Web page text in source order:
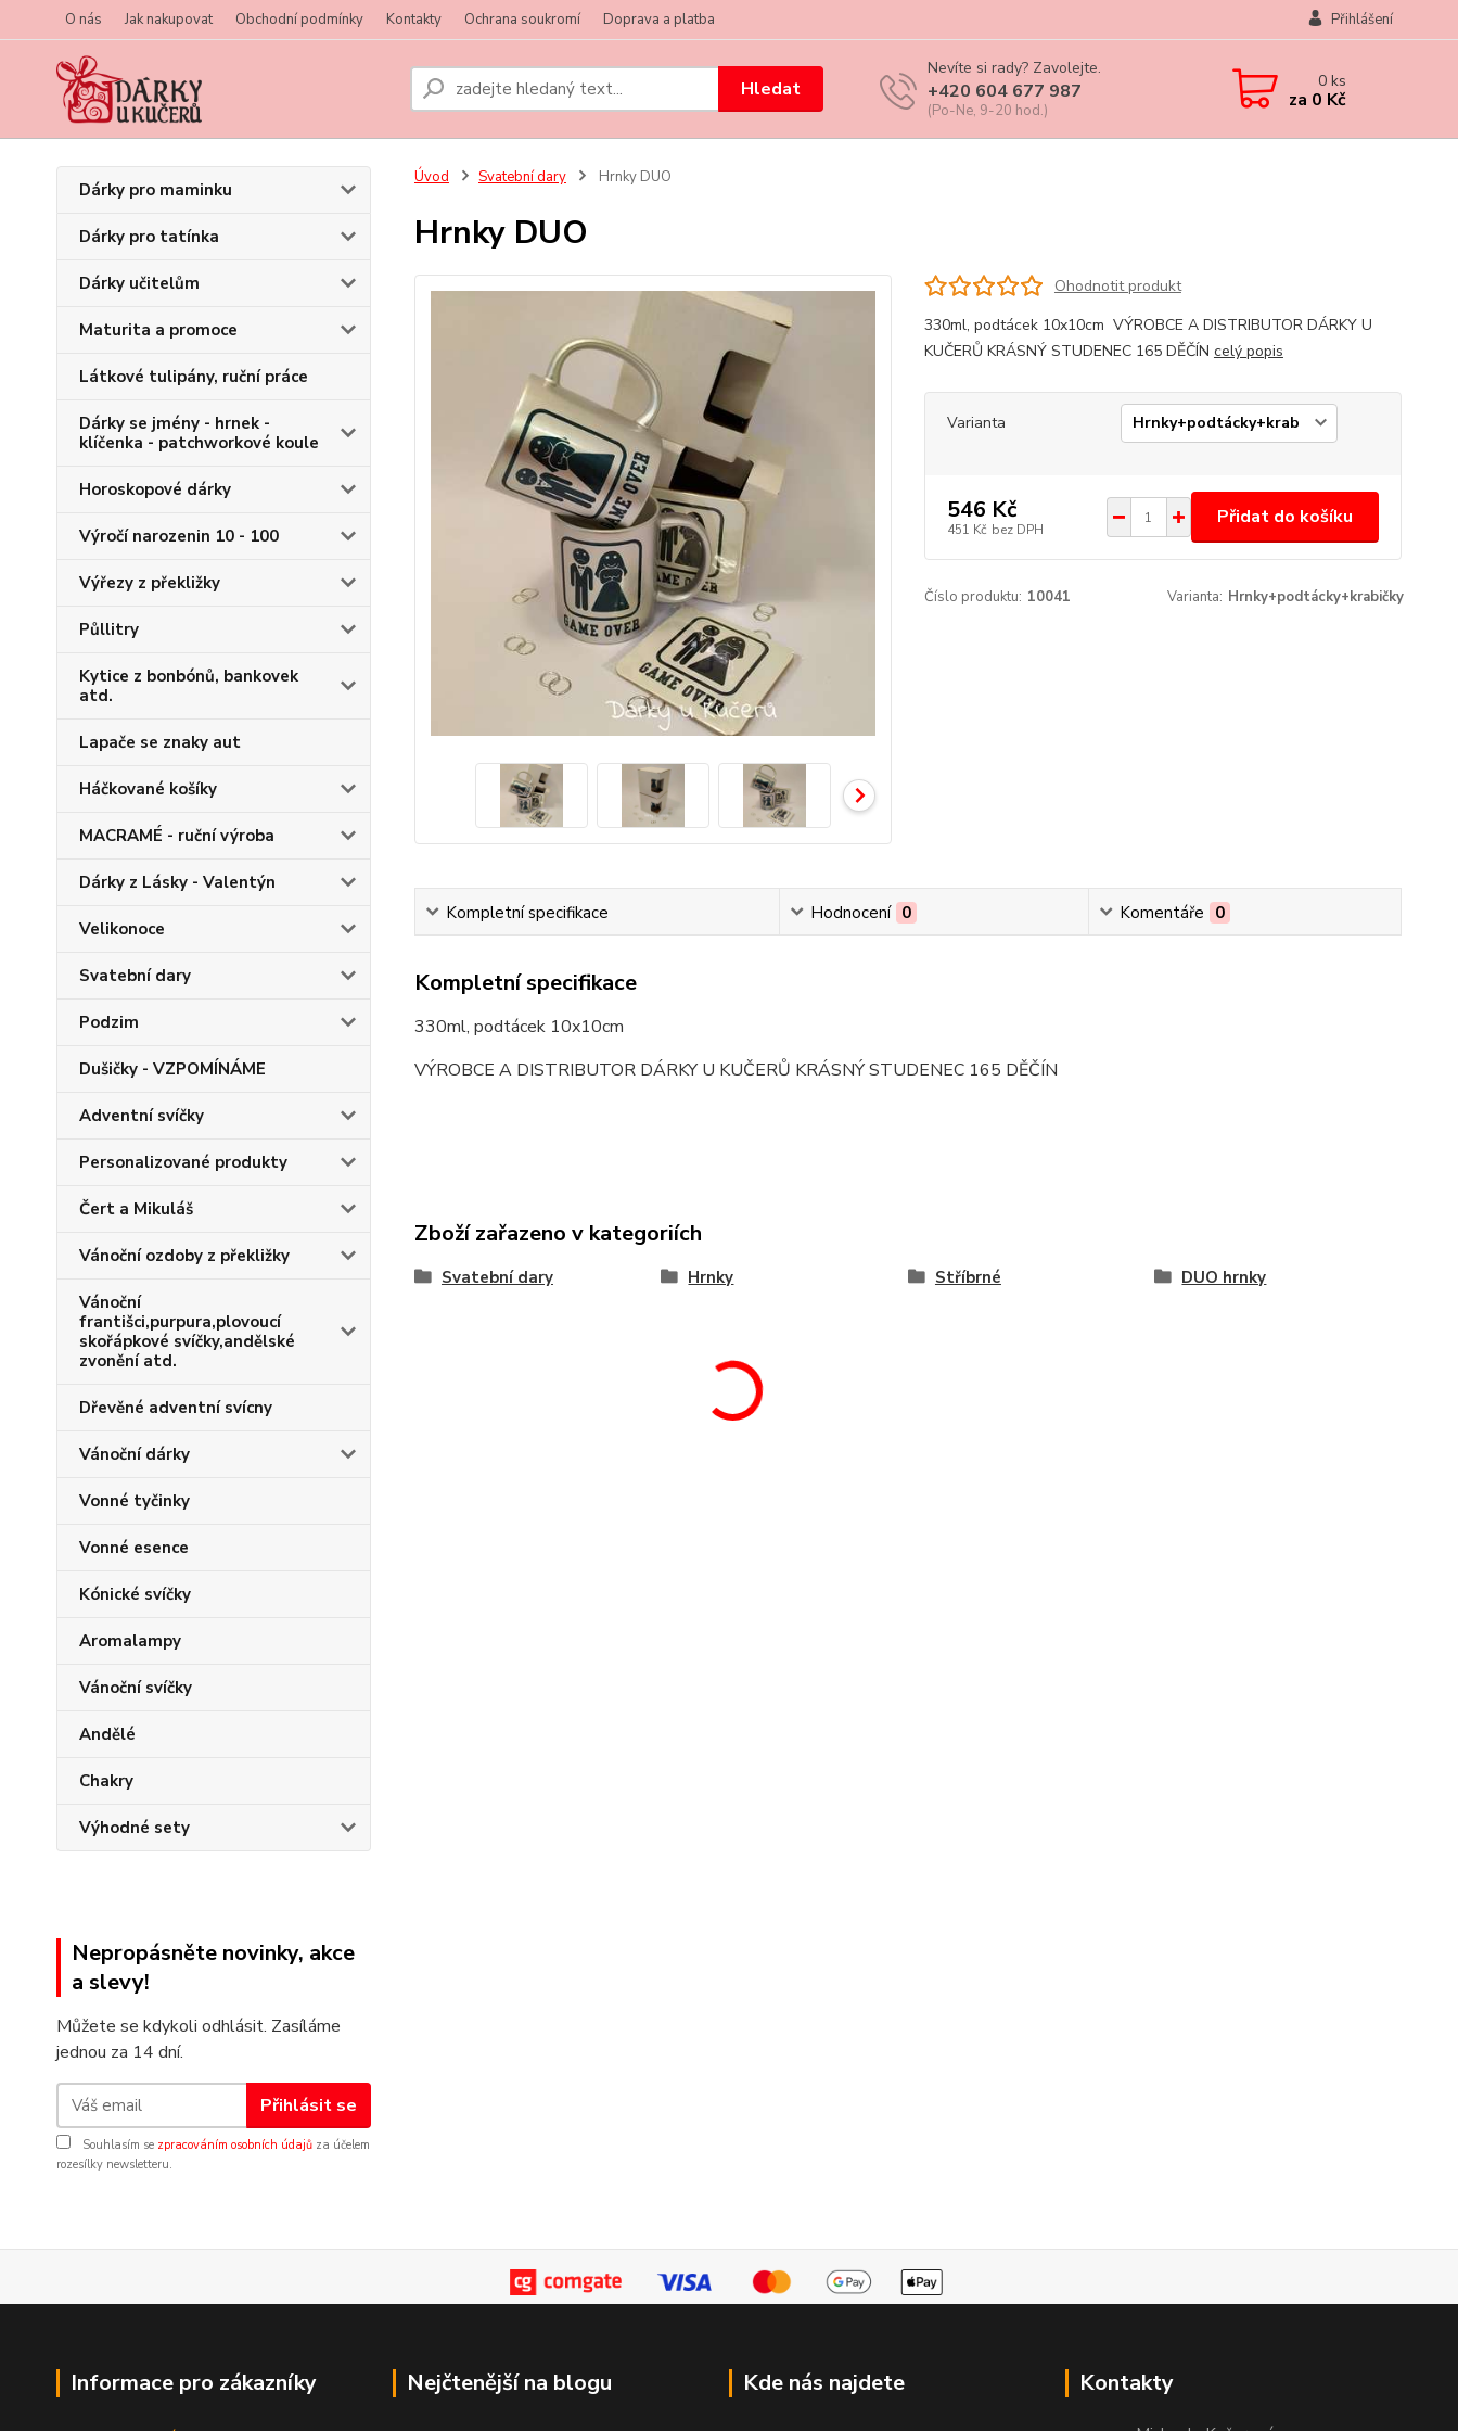
O nás Jak nakupovat Obchodní podmínky Kontakty Ochrana soukromí Doprava a platba Přihlášení
Hledat
Nevíte si rady? Zavolejte.
+420 604 677 987
(Po-Ne, 9-20 hod.)
0ks
za 0 Kč
Dárky pro maminku
Dárky pro tatínka
Dárky učitelům
Maturita a promoce
Látkové tulipány, ruční práce
Dárky se jmény - hrnek -
klíčenka - patchworkové koule
Horoskopové dárky
Výročí narozenin 10 - 100
Výřezy z překližky
Půllitry
Kytice z bonbónů, bankovek
atd.
Lapače se znaky aut
Háčkované košíky
MACRAMÉ - ruční výroba
Dárky z Lásky - Valentýn
Velikonoce
Svatební dary
Podzim
Dušičky - VZPOMÍNÁME
Adventní svíčky
Personalizované produkty
Čert a Mikuláš
Vánoční ozdoby z překližky
Vánoční
františci,purpura,plovoucí
skořápkové svíčky,andělské
zvonění atd.
Dřevěné adventní svícny
Vánoční dárky
Vonné tyčinky
Vonné esence
Kónické svíčky
Aromalampy
Vánoční svíčky
Andělé
Chakry
Výhodné sety
Nepropásněte novinky, akce
a slevy!
Můžete se kdykoli odhlásit. Zasíláme
jednou za 14 dní.
Přihlásit se
Souhlasím se zpracováním osobních údajů za účelem
rozesílky newsletteru.
Úvod Svatební dary Hrnky DUO
Hrnky DUO
Ohodnotit produkt
330ml, podtácek 10x10cm VÝROBCE A DISTRIBUTOR DÁRKY U
KUČERŮ KRÁSNÝ STUDENEC 165 DĚČÍN celý popis
Varianta
546 Kč
451 Kč bez DPH
Přidat do košíku
Číslo produktu: 10041 Varianta: Hrnky+podtácky+krabičky
Kompletní specifikace Hodnocení 0 Komentáře 0
Kompletní specifikace
330ml, podtácek 10x10cm
VÝROBCE A DISTRIBUTOR DÁRKY U KUČERŮ KRÁSNÝ STUDENEC 165 DĚČÍN
Zboží zařazeno v kategoriích
Svatební dary Hrnky Stříbrné DUO hrnky
Informace pro zákazníky Nejčtenější na blogu Kde nás najdete Kontakty